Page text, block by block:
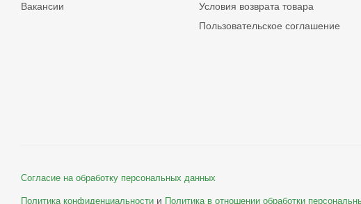
Вакансии
Условия возврата товара
Пользовательское соглашение
Согласие на обработку персональных данных
Политика конфиденциальности и Политика в отношении обработки